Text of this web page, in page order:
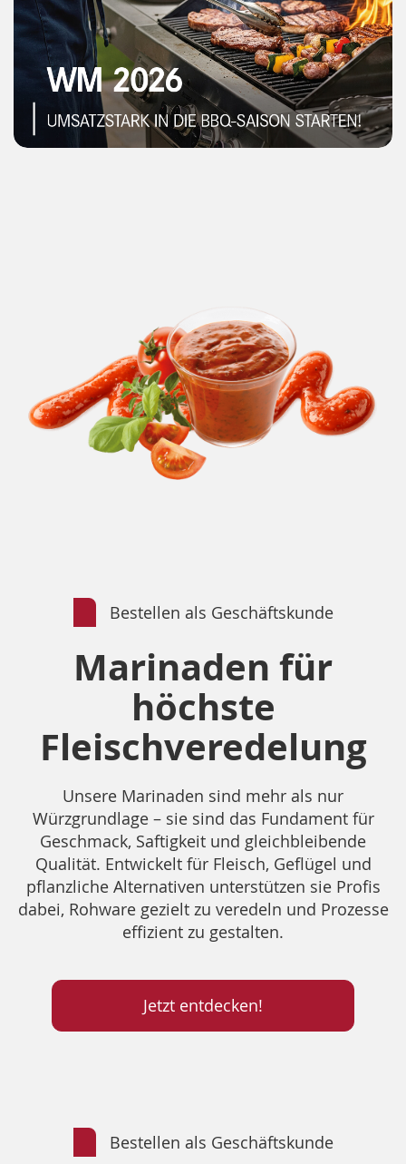
Bestellen als Geschäftskunde
Marinaden für
höchste
Fleischveredelung
Unsere Marinaden sind mehr als nur
Würzgrundlage – sie sind das Fundament für
Geschmack, Saftigkeit und gleichbleibende
Qualität. Entwickelt für Fleisch, Geflügel und
pflanzliche Alternativen unterstützen sie Profis
dabei, Rohware gezielt zu veredeln und Prozesse
effizient zu gestalten.
Jetzt entdecken!
Bestellen als Geschäftskunde